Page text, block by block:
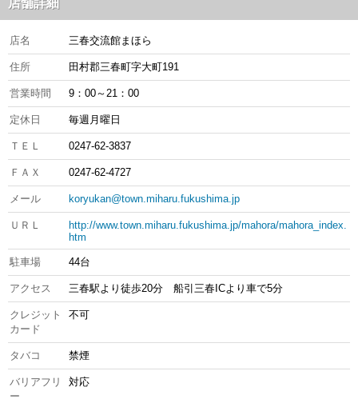
店舗詳細
店名 三春交流館まほら
住所 田村郡三春町字大町191
営業時間 9：00～21：00
定休日 毎週月曜日
ＴＥＬ 0247-62-3837
ＦＡＸ 0247-62-4727
メール koryukan@town.miharu.fukushima.jp
ＵＲＬ
http://www.town.miharu.fukushima.jp/mahora/mahora_index.
htm
駐車場 44台
アクセス 三春駅より徒歩20分 船引三春ICより車で5分
クレジット
カード
不可
タバコ 禁煙
バリアフリ
ー
対応